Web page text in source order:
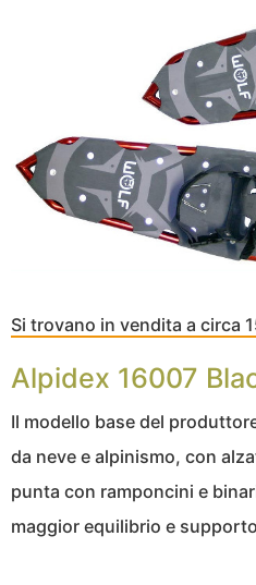
Si trovano in vendita a circa
Alpidex 16007
Il modello base del
da neve e alpinismo, con
punta con ramponcini e
maggior equilibrio e